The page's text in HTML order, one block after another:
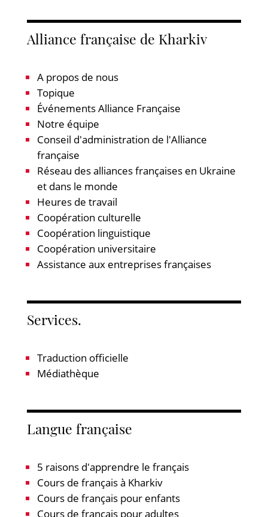
Alliance française de Kharkiv
A propos de nous
Topique
Événements Alliance Française
Notre équipe
Conseil d'administration de l'Alliance
française
Réseau des alliances françaises en Ukraine
et dans le monde
Heures de travail
Coopération culturelle
Coopération linguistique
Coopération universitaire
Assistance aux entreprises françaises
Services.
Traduction officielle
Médiathèque
Langue française
5 raisons d'apprendre le français
Cours de français à Kharkiv
Cours de français pour enfants
Cours de français pour adultes